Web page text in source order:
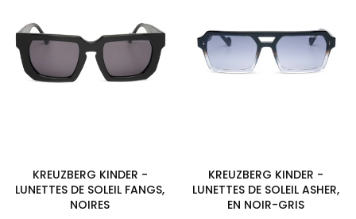
KREUZBERG KINDER -
LUNETTES DE SOLEIL FANGS,
NOIRES
KREUZBERG KINDER -
LUNETTES DE SOLEIL ASHER,
EN NOIR-GRIS